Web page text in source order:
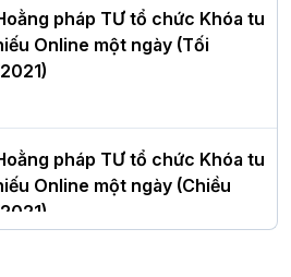
Chính được suy
GHPGVN tỉnh
hạ Bồ Đề trang
cư PL.2570 –
pháp TƯ tổ chức Khóa tu
Online một ngày (Tối
pháp TƯ tổ chức Khóa tu
Online một ngày (Chiều